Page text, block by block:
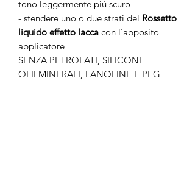
tono leggermente più scuro
- stendere uno o due strati del Rossetto
liquido effetto lacca con l’apposito
applicatore
SENZA PETROLATI, SILICONI
OLII MINERALI, LANOLINE E PEG